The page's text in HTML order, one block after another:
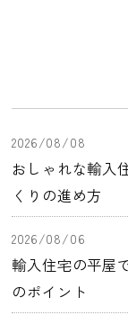
2026/08/08
おしゃれな輸入
くりの進め方
2026/08/06
輸入住宅の平屋
のポイント